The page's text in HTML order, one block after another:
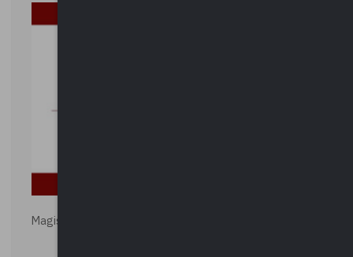
Magistratura e Costituzione. Le ragioni del SÌ e del NO